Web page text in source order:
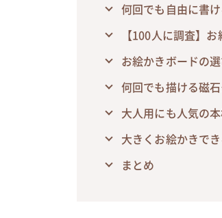
何回でも自由に書
【100人に調査】
お絵かきボードの
何回でも描ける磁
大人用にも人気の
大きくお絵かきで
まとめ